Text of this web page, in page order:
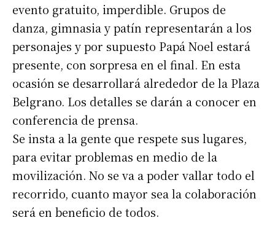
evento gratuito, imperdible. Grupos de
danza, gimnasia y patín representarán a los
personajes y por supuesto Papá Noel estará
presente, con sorpresa en el final. En esta
ocasión se desarrollará alrededor de la Plaza
Belgrano. Los detalles se darán a conocer en
conferencia de prensa.
Se insta a la gente que respete sus lugares,
para evitar problemas en medio de la
movilización. No se va a poder vallar todo el
recorrido, cuanto mayor sea la colaboración
será en beneficio de todos.